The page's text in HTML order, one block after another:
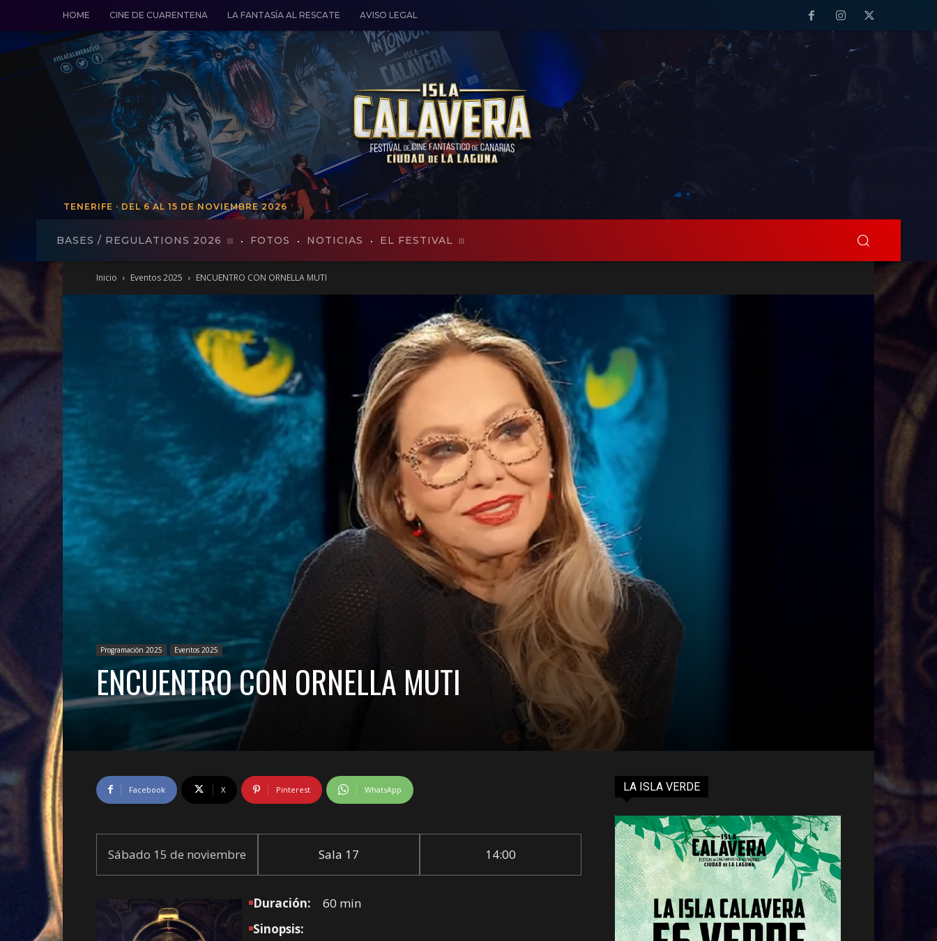
HOME CINE DE CUARENTENA LA FANTASÍA AL RESCATE AVISO LEGAL
TENERIFE · DEL 6 AL 15 DE NOVIEMBRE 2026
BASES / REGULATIONS 2026 FOTOS NOTICIAS EL FESTIVAL
Inicio Eventos 2025 ENCUENTRO CON ORNELLA MUTI
Programación 2025 Eventos 2025
ENCUENTRO CON ORNELLA MUTI
Facebook X Pinterest WhatsApp
Sábado 15 de noviembre Sala 17 14:00
Duración:
60 min
Sinopsis:
LA ISLA VERDE